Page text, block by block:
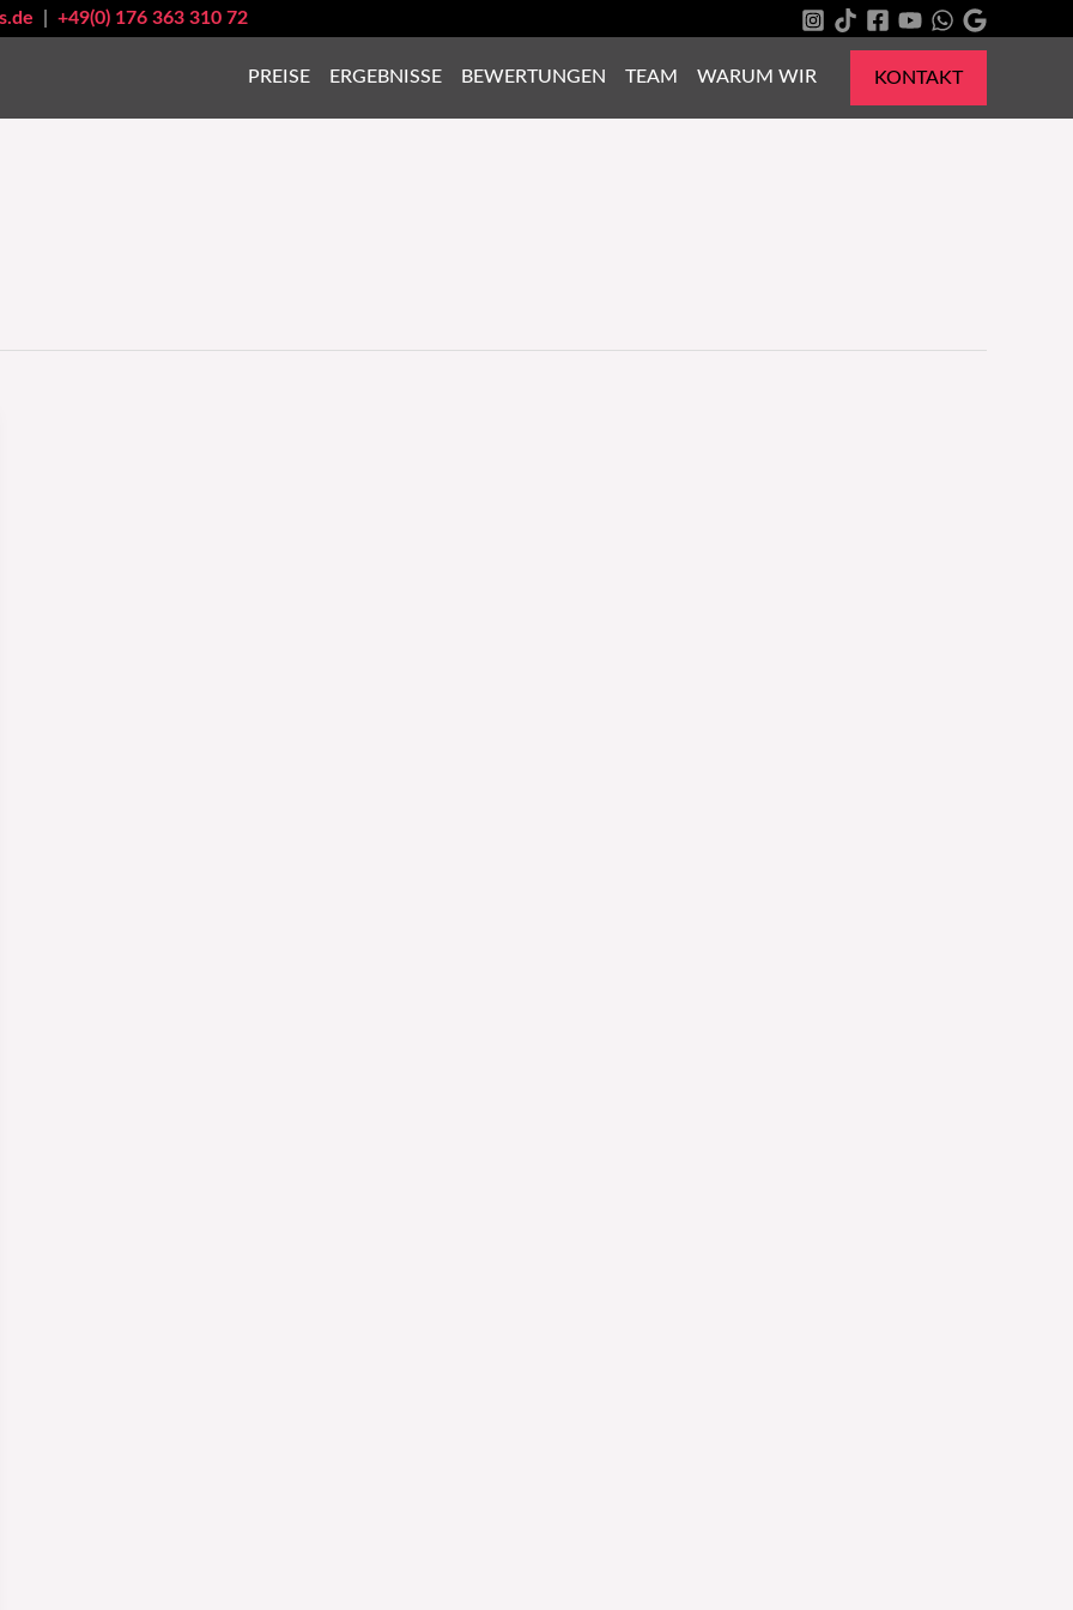
+49(0) 176 363 310 72
PREISE ERGEBNISSE BEWERTUNGEN TEAM WARUM WIR KONTAKT